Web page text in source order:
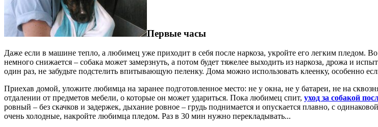
Первые часы
Даже если в машине тепло, а любимец уже приходит в себя после наркоза, укройте его легким пледом.
немного снижается – собака может замерзнуть, а потом будет тяжелее выходить из наркоза, дрожа и
один раз, не забудьте подстелить впитывающую пеленку. Дома можно использовать клеенку, особенно
Приехав домой, уложите любимца на заранее подготовленное место: не у окна, не у батареи, не на
отдалении от предметов мебели, о которые он может удариться. Пока любимец спит, уход за собакой
ровный – без скачков и задержек, дыхание ровное – грудь поднимается и опускается плавно, с
очень холодные, накройте любимца пледом. Раз в 30 мин нужно перекладывать...